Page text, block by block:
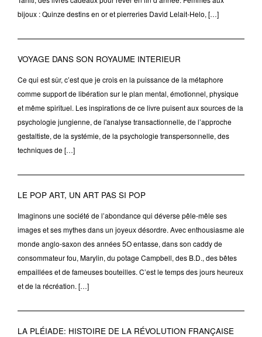
bijoux : Quinze destins en or et pierreries David Lelait-Helo, […]
VOYAGE DANS SON ROYAUME INTERIEUR
Ce qui est sûr, c’est que je crois en la puissance de la métaphore
comme support de libération sur le plan mental, émotionnel, physique
et même spirituel. Les inspirations de ce livre puisent aux sources de la
psychologie jungienne, de l'analyse transactionnelle, de l’approche
gestaltiste, de la systémie, de la psychologie transpersonnelle, des
techniques de […]
LE POP ART, UN ART PAS SI POP
Imaginons une société de l’abondance qui déverse pêle-mêle ses
images et ses mythes dans un joyeux désordre. Avec enthousiasme ale
monde anglo-saxon des années 5O entasse, dans son caddy de
consommateur fou, Marylin, du potage Campbell, des B.D., des bêtes
empaillées et de fameuses bouteilles. C’est le temps des jours heureux
et de la récréation. […]
LA PLÉIADE: HISTOIRE DE LA RÉVOLUTION FRANÇAISE